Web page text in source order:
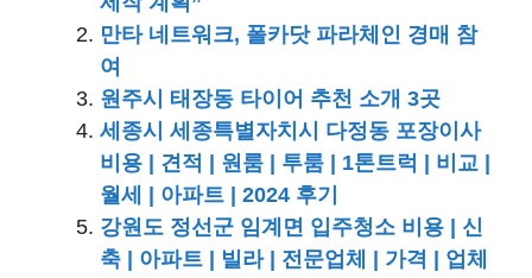
만타 네트워크, 폴카닷 파라체인 경매 참
여
원주시 태장동 타이어 추천 소개 3곳
세종시 세종특별자치시 다정동 포장이사
비용 | 견적 | 원룸 | 투룸 | 1톤트럭 | 비교 |
월세 | 아파트 | 2024 후기
강원도 정선군 임계면 입주청소 비용 | 신
축 | 아파트 | 빌라 | 전문업체 | 가격 | 업체